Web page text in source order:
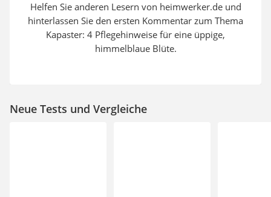
Helfen Sie anderen Lesern von heimwerker.de und
hinterlassen Sie den ersten Kommentar zum Thema
Kapaster: 4 Pflegehinweise für eine üppige,
himmelblaue Blüte.
Neue Tests und Vergleiche